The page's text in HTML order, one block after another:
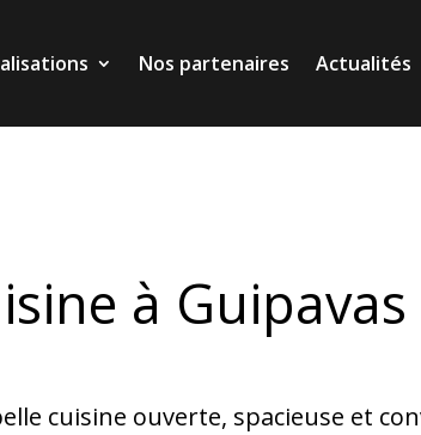
Nos partenaires Actualités
Nos partenaires Actualités
à Guipavas
cuisine ouverte, spacieuse et